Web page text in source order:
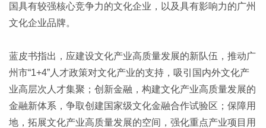
国具有较强核心竞争力的文化企业，以及具有影响力的广州
文化企业品牌。
蓝皮书指出，应建设文化产业高质量发展的新队伍，推动广
州市“1+4”人才政策对文化产业的支持，吸引国内外文化产
业高层次人才集聚；创新金融，构建文化产业高质量发展的
金融新体系，争取创建国家级文化金融合作试验区；保障用
地，拓展文化产业高质量发展的空间，强化重点产业项目用